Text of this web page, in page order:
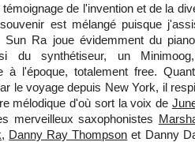
témoignage de l'invention et de la
est mélangé puisque
Sun Ra joue évidemment du
du synthétiseur, un
à l'époque, totalement free.
le voyage depuis New York, il
mélodique d'où sort la voix de
merveilleux saxophonistes
, Danny Ray Thompson et Danny